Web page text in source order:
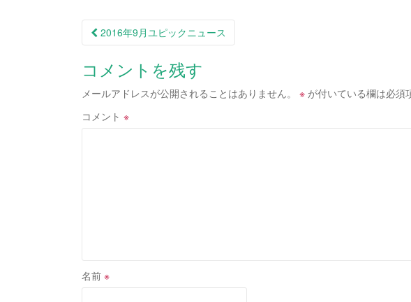
投
ナ
ビ
ゲ
2016年9月ユピックニュース
コメントを残す
メールアドレスが公開されることはありません。 ※ が付いている欄は必須
コメント ※
名前 ※